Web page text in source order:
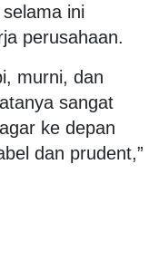
ini
perusahaan.
murni, dan
sangat
ke depan
dan prudent,”